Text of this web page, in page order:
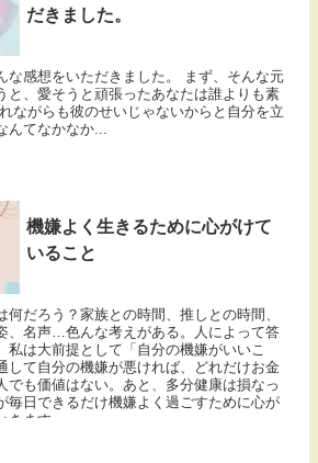
だきました。
な感想をいただきました。 まず、そんな元
と、愛そうと頑張ったあなたは誰よりも素
ながらも彼のせいじゃないからと自分を立
んてなかなか...
機嫌よく生きるために心がけて
いること
何だろう？家族との時間、推しとの時間、
、名声…色んな考えがある。人によって答
私は大前提として「自分の機嫌がいいこ
して自分の機嫌が悪ければ、どれだけお金
でも価値はない。あと、多分健康は損なっ
毎日できるだけ機嫌よく過ごすために心が
ます。